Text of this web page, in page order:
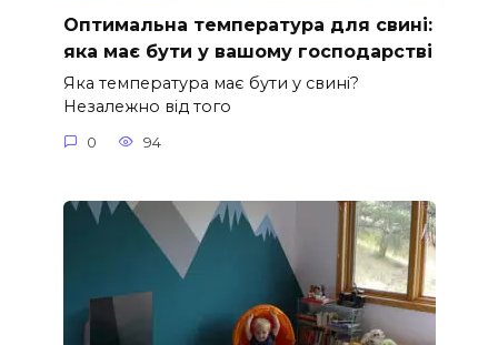
Оптимальна температура для свині:
яка має бути у вашому господарстві
Яка температура має бути у свині?
Незалежно від того
0 94